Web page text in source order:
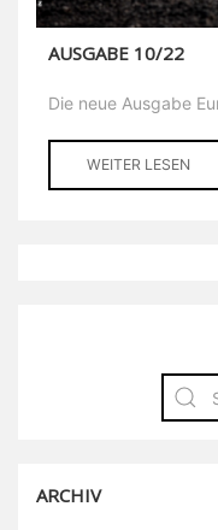
AUSGABE 10/22
Die neue Ausgabe
WEITER LESEN
ARCHIV